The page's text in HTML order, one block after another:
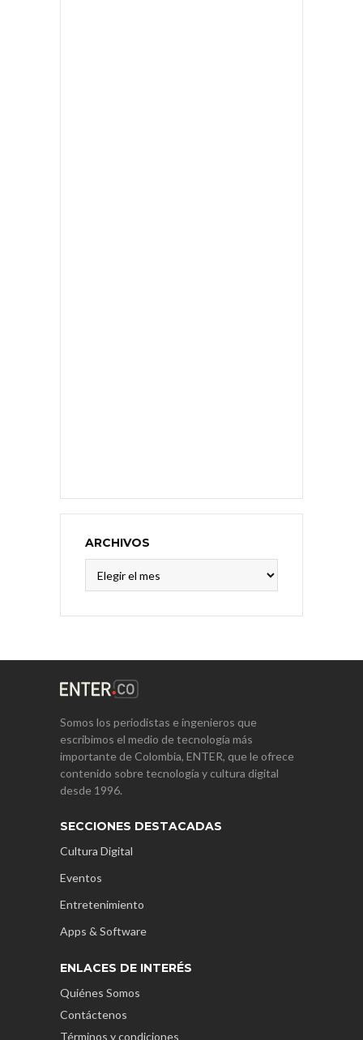
ARCHIVOS
Somos los periodistas e ingenieros que
escribimos el medio de tecnología más
importante de Colombia, ENTER, que le ofrece
contenido sobre tecnología y cultura digital
desde 1996.
SECCIONES DESTACADAS
Cultura Digital
Eventos
Entretenimiento
Apps & Software
ENLACES DE INTERÉS
Quiénes Somos
Contáctenos
Términos y condiciones